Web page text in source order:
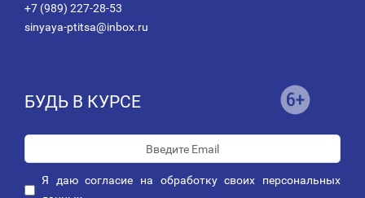
+7 (989) 227-28-53
sinyaya-ptitsa@inbox.ru
БУДЬ В КУРСЕ
Я даюсогласие на обработку своих персональных